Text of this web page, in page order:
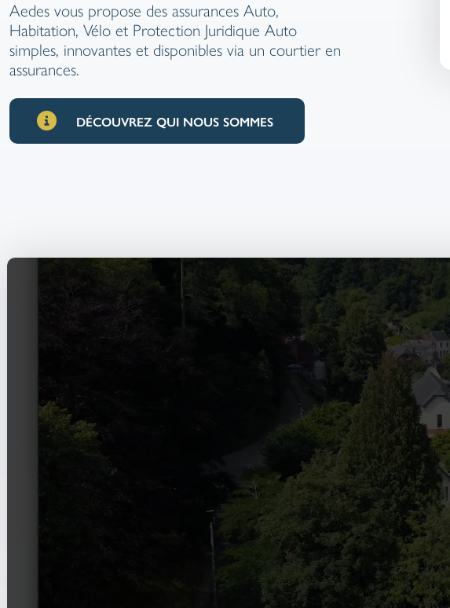
Aedes vous propose des assurances Auto,
Habitation, Vélo et Protection Juridique Auto
simples, innovantes et disponibles via un courtier en
assurances.
DÉCOUVREZ QUI NOUS SOMMES